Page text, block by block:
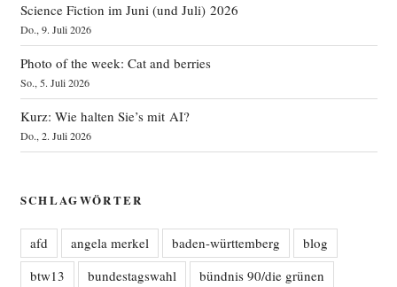
Science Fiction im Juni (und Juli) 2026
Do., 9. Juli 2026
Photo of the week: Cat and berries
So., 5. Juli 2026
Kurz: Wie halten Sie’s mit AI?
Do., 2. Juli 2026
SCHLAGWÖRTER
afd angela merkel baden-württemberg
blog
btw13
bundestagswahl
bündnis 90/die grünen